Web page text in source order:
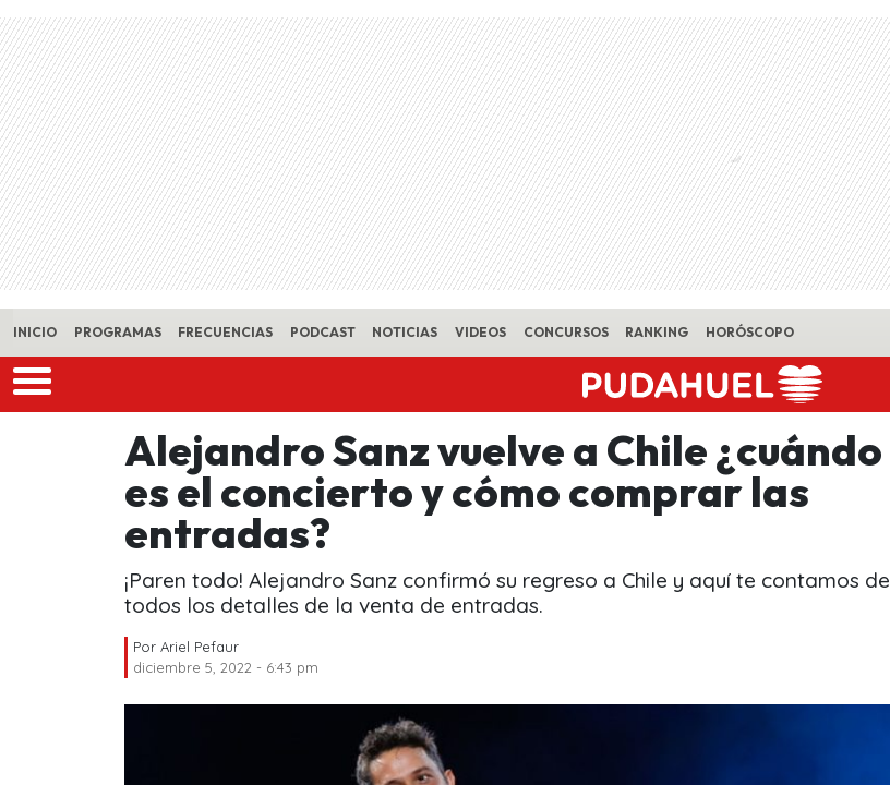
Skip to main content
INICIO PROGRAMAS FRECUENCIAS PODCAST NOTICIAS VIDEOS CONCURSOS RANKING HORÓSCOPO
Alejandro Sanz vuelve a Chile ¿cuándo
es el concierto y cómo comprar las
entradas?
¡Paren todo! Alejandro Sanz confirmó su regreso a Chile y aquí te contamos de
todos los detalles de la venta de entradas.
Por Ariel Pefaur
diciembre 5, 2022 - 6:43 pm